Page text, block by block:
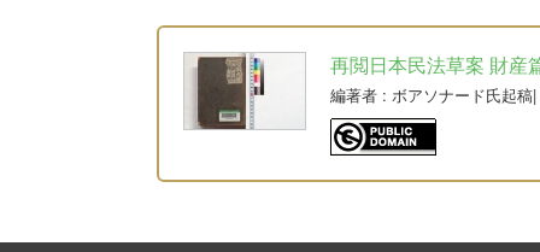
再閲日本民法草案 財産
編著者 : ボアソナード氏起稿